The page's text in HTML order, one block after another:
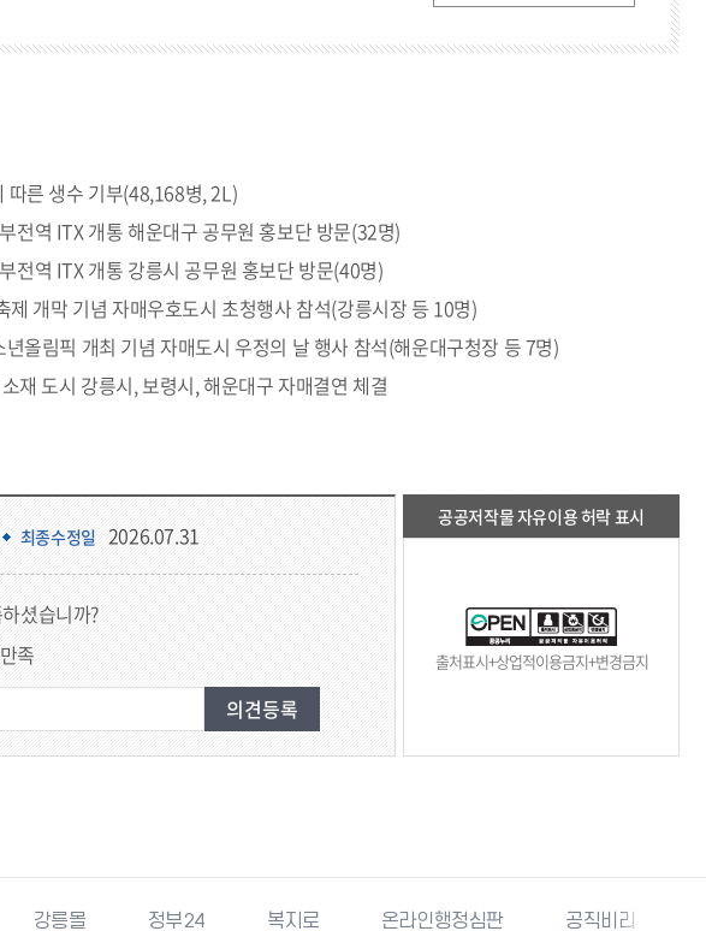
따른 생수 기부(48,168병, 2L)
전역 ITX 개통 해운대구 공무원 홍보단 방문(32명)
전역 ITX 개통 강릉시 공무원 홍보단 방문(40명)
제 개막 기념 자매우호도시 초청행사 참석(강릉시장 등 10명)
올림픽 개최 기념 자매도시 우정의 날 행사 참석(해운대구청장 등 7명)
재 도시 강릉시, 보령시, 해운대구 자매결연 체결
최종수정일 2026.07.31
셨습니까?
족
공공저작물 자유이용 허락 표시
출처표시+상업적이용금지+변경금지
강릉몰 정부24 복지로 온라인행정심판 공직비리 익명신